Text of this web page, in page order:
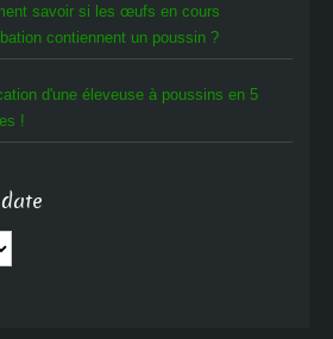
savoir si les œufs en cours
contiennent un poussin ?
d'une éleveuse à poussins en 5
!